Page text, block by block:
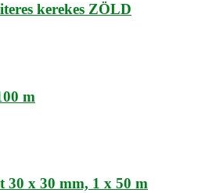
kerekes ZÖLD
m
30 x 30 mm, 1 x 50 m